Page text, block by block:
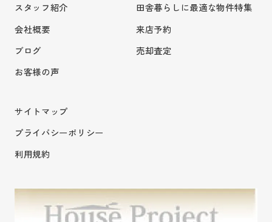
スタッフ紹介
会社概要
ブログ
お客様の声
田舎暮らしに最適な物件特集
来店予約
売却査定
サイトマップ
プライバシーポリシー
利用規約